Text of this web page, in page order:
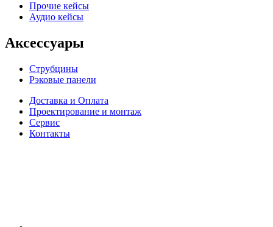
Прочие кейсы
Аудио кейсы
Аксессуары
Струбцины
Рэковые панели
Доставка и Оплата
Проектирование и монтаж
Сервис
Контакты